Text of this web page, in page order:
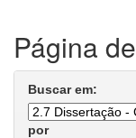
Página
Buscar em:
por